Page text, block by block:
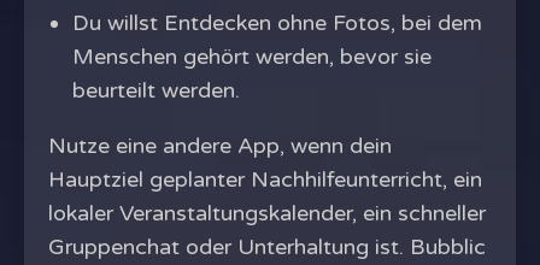
Du willst Entdecken ohne Fotos, bei dem
Menschen gehört werden, bevor sie
beurteilt werden.
Nutze eine andere App, wenn dein
Hauptziel geplanter Nachhilfeunterricht, ein
lokaler Veranstaltungskalender, ein schneller
Gruppenchat oder Unterhaltung ist. Bubblic